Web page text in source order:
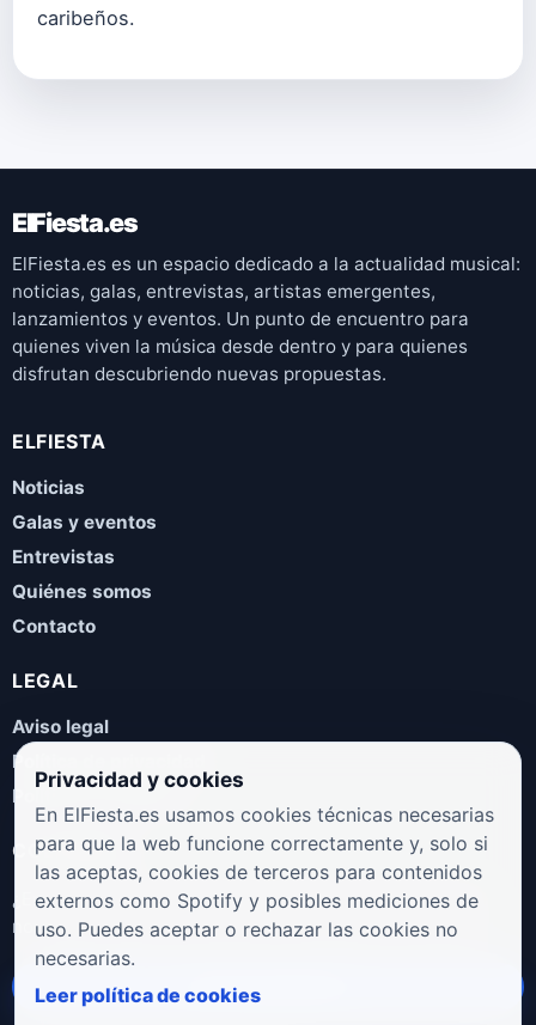
caribeños.
ElFiesta.es
ElFiesta.es es un espacio dedicado a la actualidad musical:
noticias, galas, entrevistas, artistas emergentes,
lanzamientos y eventos. Un punto de encuentro para
quienes viven la música desde dentro y para quienes
disfrutan descubriendo nuevas propuestas.
ELFIESTA
Noticias
Galas y eventos
Entrevistas
Quiénes somos
Contacto
LEGAL
Aviso legal
Política de privacidad
Política de cookies
COLABORA
¿Eres artista, manager, sello o promotor? Envíanos tus
novedades, galas, entrevistas o propuestas musicales.
Enviar propuesta
Privacidad y cookies
En ElFiesta.es usamos cookies técnicas necesarias
para que la web funcione correctamente y, solo si
las aceptas, cookies de terceros para contenidos
externos como Spotify y posibles mediciones de
uso. Puedes aceptar o rechazar las cookies no
necesarias.
Leer política de cookies